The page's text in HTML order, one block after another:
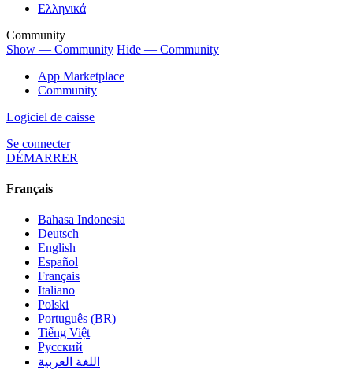
Ελληνικά
Community
Show — Community Hide — Community
App Marketplace
Community
Logiciel de caisse
Se connecter
DÉMARRER
Français
Bahasa Indonesia
Deutsch
English
Español
Français
Italiano
Polski
Português (BR)
Tiếng Việt
Русский
اللغة العربية